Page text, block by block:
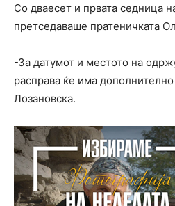
Со дваесет и првата седница
претседаваше пратеничката
-За датумот и местото на
расправа ќе има дополнително
Лозановска.